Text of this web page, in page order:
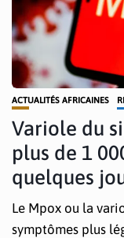
ACTUALITÉS AFRICAINES
Variole du
plus de 1
quelques
Le Mpox ou la
symptômes plus